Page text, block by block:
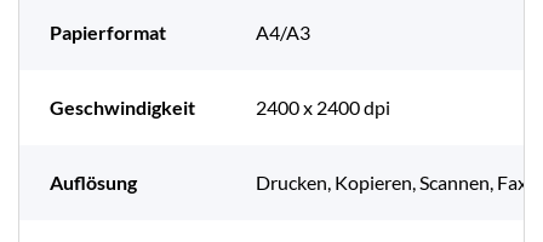
Papierformat A4/A3
Geschwindigkeit 2400 x 2400 dpi
Auflösung Drucken, Kopieren, Scannen,